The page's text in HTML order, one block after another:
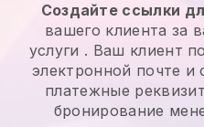
Создайте ссылки
вашего клиента за
услуги . Ваш клиент
электронной почте
платежные
бронирование